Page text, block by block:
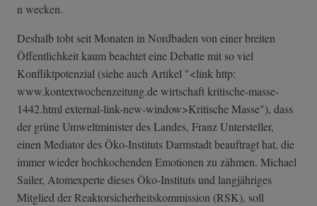
n wecken.
Deshalb tobt seit Monaten in Nordbaden von einer breiten
Öffentlichkeit kaum beachtet eine Debatte mit so viel
Konfliktpotenzial (siehe auch Artikel "<link http:
www.kontextwochenzeitung.de wirtschaft kritische-masse-
1442.html external-link-n­ew-window>Kriti­sche Masse"), dass
der grüne Umweltminister des Landes, Franz Untersteller,
einen Mediator des Öko-Instituts Darmstadt beauftragt hat, die
immer wieder hochkochenden Emotionen zu zähmen. Michael
Sailer, Atomexperte dieses Öko-Instituts und langjähriges
Mitglied der Reaktorsicherheitskommission (RSK), soll